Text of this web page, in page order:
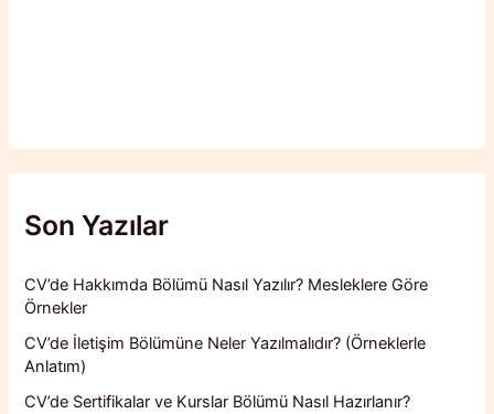
Son Yazılar
CV’de Hakkımda Bölümü Nasıl Yazılır? Mesleklere Göre
Örnekler
CV’de İletişim Bölümüne Neler Yazılmalıdır? (Örneklerle
Anlatım)
CV’de Sertifikalar ve Kurslar Bölümü Nasıl Hazırlanır?